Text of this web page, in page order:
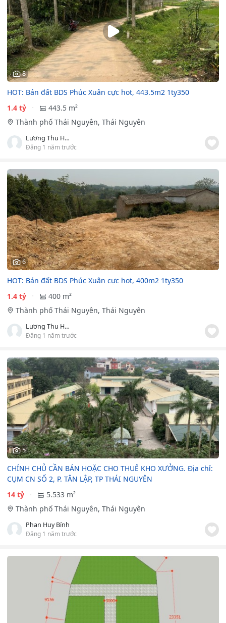
8
HOT: Bán đất BDS Phúc Xuân cực hot, 443.5m2 1ty350
1.4 tỷ
443.5 m²
Thành phố Thái Nguyên, Thái Nguyên
Lương Thu Hoài
Đăng 1 năm trước
6
HOT: Bán đất BDS Phúc Xuân cực hot, 400m2 1ty350
1.4 tỷ
400 m²
Thành phố Thái Nguyên, Thái Nguyên
Lương Thu Hoài
Đăng 1 năm trước
5
CHÍNH CHỦ CẦN BÁN HOẶC CHO THUÊ KHO XƯỞNG. Địa chỉ:
CỤM CN SỐ 2, P. TÂN LẬP, TP THÁI NGUYÊN
14 tỷ
5.533 m²
Thành phố Thái Nguyên, Thái Nguyên
Phan Huy Bính
Đăng 1 năm trước